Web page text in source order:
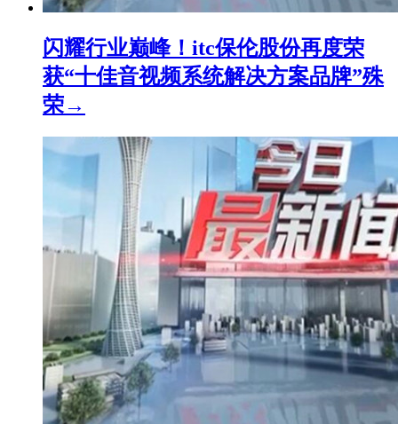
闪耀行业巅峰！itc保伦股份再度荣
获“十佳音视频系统解决方案品牌”殊
荣→